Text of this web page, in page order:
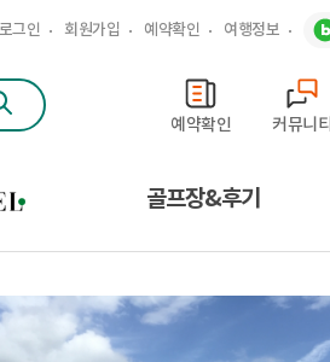
그인 회원가입 예약확인 여행정보
커뮤니티
예약확인
골프장&후기